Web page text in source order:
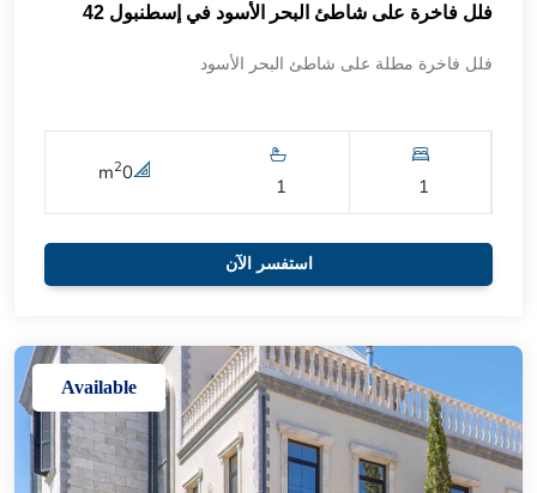
فلل فاخرة على شاطئ البحر الأسود في إسطنبول 42
فلل فاخرة مطلة على شاطئ البحر الأسود
1
1
0
m2
استفسر الآن
Available